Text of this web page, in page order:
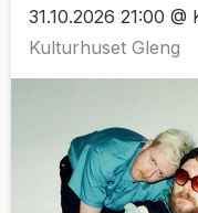
31.10.2026 21:00
Kulturhuset Gleng